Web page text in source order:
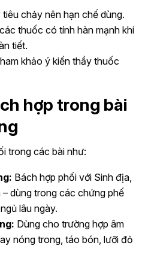
chảy nên hạn chế dùng.
thuốc có tính hàn mạnh khi
tiết.
khảo ý kiến thầy thuốc
hợp trong bài
trong các bài như:
Bách hợp phối với Sinh địa,
dùng trong các chứng phế
lâu ngày.
Dùng cho trường hợp âm
nóng trong, táo bón, lưỡi đỏ